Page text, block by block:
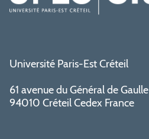
Université Paris-Est Créteil
61 avenue du Général de Gaulle
94010 Créteil Cedex France